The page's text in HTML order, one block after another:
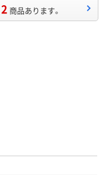
2 商品あります。